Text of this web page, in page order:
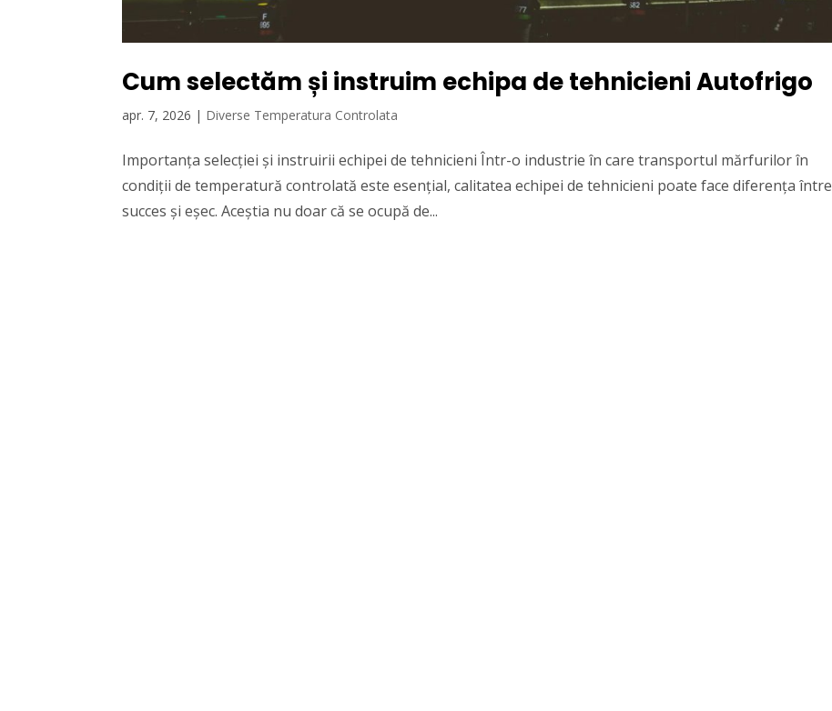
Cum selectăm și instruim echipa de tehnicieni Autofrigo
apr. 7, 2026 | Diverse Temperatura Controlata
Importanța selecției și instruirii echipei de tehnicieni Într-o industrie în care transportul mărfurilor în
condiții de temperatură controlată este esențial, calitatea echipei de tehnicieni poate face diferența între
succes și eșec. Aceștia nu doar că se ocupă de...